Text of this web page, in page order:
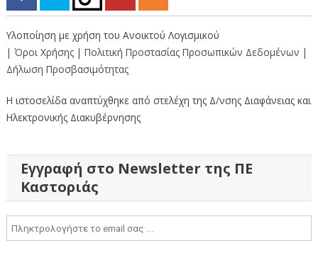
Υλοποίηση με χρήση του Ανοικτού Λογισμικού
| Όροι Χρήσης | Πολιτική Προστασίας Προσωπικών Δεδομένων |
Δήλωση Προσβασιμότητας
Η ιστοσελίδα αναπτύχθηκε από στελέχη της Δ/νσης Διαφάνειας και
Ηλεκτρονικής Διακυβέρνησης
Εγγραφή στο Newsletter της ΠΕ
Καστοριάς